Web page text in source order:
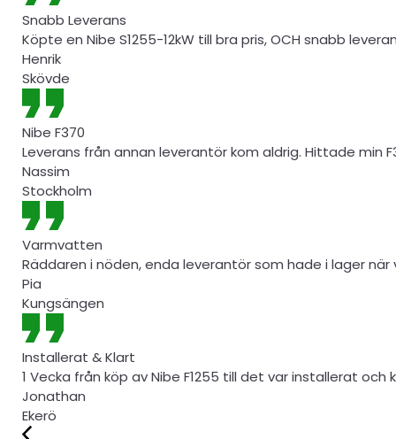
Snabb Leverans
Köpte en Nibe S1255-12kW till bra pris, OCH snabb
Henrik
Skövde
Nibe F370
Leverans från annan leverantör kom aldrig. Hittade min
Nassim
Stockholm
Varmvatten
Räddaren i nöden, enda leverantör som hade i lager när
Pia
Kungsängen
Installerat & Klart
1 Vecka från köp av Nibe F1255 till det var installerat
Jonathan
Ekerö